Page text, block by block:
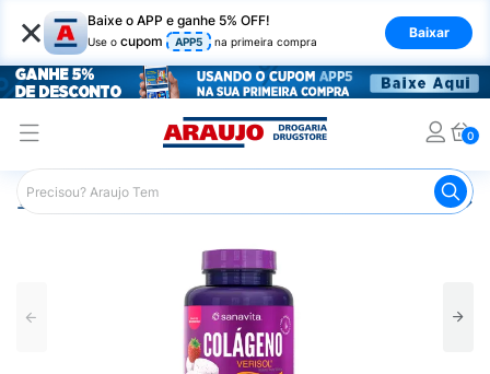
× Baixe o APP e ganhe 5% OFF!
Use o cupom APP5 na primeira compra
Baixar
0
Araujo Nutrição Saudável Suplementos Alimentares